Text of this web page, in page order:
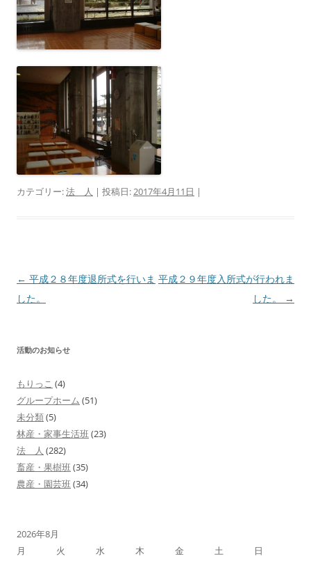
カテゴリー:法 人 | 投稿日:2017年4月11日 |
投
稿
ゲ
シ
ョ
ン
← 平成２８年度退所式を行いま
した。
平成２９年度入所式が行われま
した。
→
活動のお知らせ
もりっこ (4)
グループホーム (51)
未分類(5)
林産・家事生活班(23)
法 人 (282)
畜産・果樹班(35)
農産・園芸班(34)
2026年8月
月
火 水 木 金 土 日